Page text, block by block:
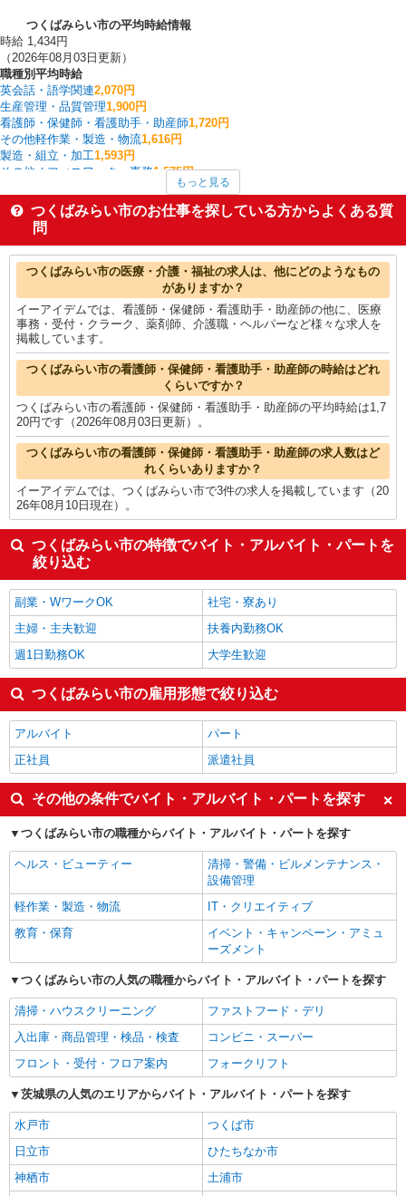
つくばみらい市の平均時給情報
時給 1,434円
（2026年08月03日更新）
職種別平均時給
英会話・語学関連2,070円
生産管理・品質管理1,900円
看護師・保健師・看護助手・助産師1,720円
その他軽作業・製造・物流1,616円
製造・組立・加工1,593円
その他オフィスワーク・事務1,575円
家電・携帯販売1,521円
一般・営業事務1,455円
その他販売・サービス
つくばみらい市の他の職種の平均時給を見る
もっと見る
つくばみらい市のお仕事を探している方からよくある質
問
つくばみらい市の医療・介護・福祉の求人は、他にどのようなもの
がありますか？
イーアイデムでは、看護師・保健師・看護助手・助産師の他に、医療
事務・受付・クラーク、薬剤師、介護職・ヘルパーなど様々な求人を
掲載しています。
つくばみらい市の看護師・保健師・看護助手・助産師の時給はどれ
くらいですか？
つくばみらい市の看護師・保健師・看護助手・助産師の平均時給は1,7
20円です（2026年08月03日更新）。
つくばみらい市の看護師・保健師・看護助手・助産師の求人数はど
れくらいありますか？
イーアイデムでは、つくばみらい市で3件の求人を掲載しています（20
26年08月10日現在）。
つくばみらい市の特徴でバイト・アルバイト・パートを
絞り込む
副業・WワークOK
社宅・寮あり
主婦・主夫歓迎
扶養内勤務OK
週1日勤務OK
大学生歓迎
つくばみらい市の雇用形態で絞り込む
アルバイト
パート
正社員
派遣社員
その他の条件でバイト・アルバイト・パートを探す
つくばみらい市の職種からバイト・アルバイト・パートを探す
ヘルス・ビューティー
清掃・警備・ビルメンテナンス・
設備管理
軽作業・製造・物流
IT・クリエイティブ
教育・保育
イベント・キャンペーン・アミュ
ーズメント
つくばみらい市の人気の職種からバイト・アルバイト・パートを探す
清掃・ハウスクリーニング
ファストフード・デリ
入出庫・商品管理・検品・検査
コンビニ・スーパー
フロント・受付・フロア案内
フォークリフト
茨城県の人気のエリアからバイト・アルバイト・パートを探す
水戸市
つくば市
日立市
ひたちなか市
神栖市
土浦市